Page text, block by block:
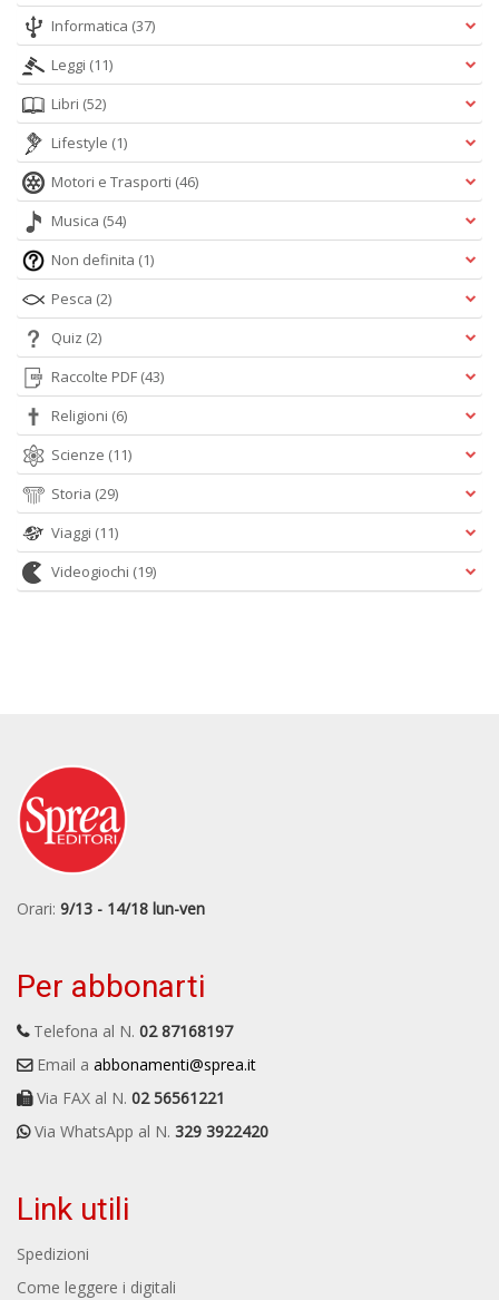
Informatica (37)
Leggi (11)
Libri (52)
Lifestyle (1)
Motori e Trasporti (46)
Musica (54)
Non definita (1)
Pesca (2)
Quiz (2)
Raccolte PDF (43)
Religioni (6)
Scienze (11)
Storia (29)
Viaggi (11)
Videogiochi (19)
Orari: 9/13 - 14/18 lun-ven
Per abbonarti
Telefona al N. 02 87168197
Email a abbonamenti@sprea.it
Via FAX al N. 02 56561221
Via WhatsApp al N. 329 3922420
Link utili
Spedizioni
Come leggere i digitali